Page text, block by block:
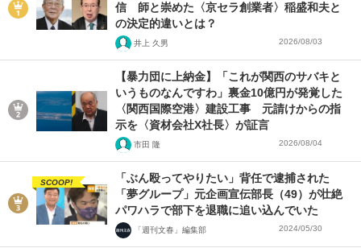
信 師と崇めた〈京セラ創業者〉稲盛和夫と
の決定的違いとは？
井上 久男 2026/08/03
【暴力団に上納金】「これが関西のサバキと
いうものなんですわ」裏金10億円が発覚した
〈関西国際空港〉建設工事 元請けからの指
示を〈資材会社X社長〉が証言
市田 隆 2026/08/04
SCOOP!
「ぶん殴ってやりたい」背任で逮捕された
「夢グループ」元企画宣伝部長（49）が壮絶
パワハラで部下を退職に追い込んでいた
「週刊文春」編集部 2024/05/30